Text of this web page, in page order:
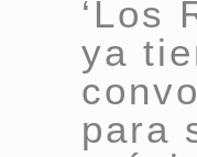
‘Los
ya
para